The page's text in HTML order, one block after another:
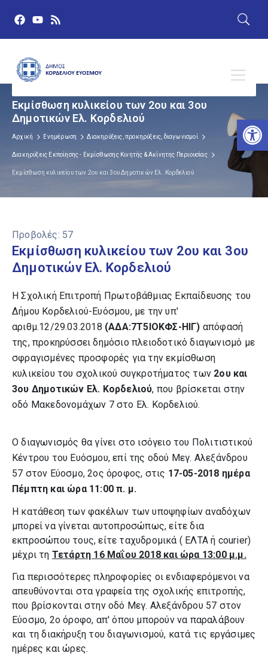
Εκμίσθωση κυλικείου των 2ου και 3ου
Δημοτικών Ελ. Κορδελιού
Αρχική Ενημέρωση Διακηρύξεις, προκηρύξεις, διαγωνισμοί
Διακηρύξεις Εκποίησης - Εκμίσθωσης Κινητής & Ακίνητης Περιουσίας
Εκμίσθωση κυλικείου των 2ου και 3ου Δημοτικών Ελ. Κορδελιού
Προβολές: 57
Εκμίσθωση κυλικείου των 2ου και 3ου
Δημοτικών Ελ. Κορδελιού
Η Σχολική Επιτροπή Πρωτοβάθμιας Εκπαίδευσης του
Δήμου Κορδελιού-Ευόσμου, με την υπ'
αριθμ.12/29.03.2018 (ΑΔΑ:7Τ5ΙΟΚΦΣ-ΗΙΓ) απόφασή
της, προκηρύσσει δημόσιο πλειοδοτικό διαγωνισμό με
σφραγισμένες προσφορές για την εκμίσθωση
κυλικείου του σχολικού συγκροτήματος των 2ου και
3ου Δημοτικών Ελ. Κορδελιού, που βρίσκεται στην
οδό Μακεδονομάχων 7 στο Ελ. Κορδελιού.
Ο διαγωνισμός θα γίνει στο ισόγειο του Πολιτιστικού
Κέντρου του Ευόσμου, επί της οδού Μεγ. Αλεξάνδρου
57 στον Εύοσμο, 2ος όροφος, στις 17-05-2018 ημέρα
Πέμπτη και ώρα 11:00 π. μ.
Η κατάθεση των φακέλων των υποψηφίων αναδόχων
μπορεί να γίνεται αυτοπροσώπως, είτε δια
εκπροσώπου τους, είτε ταχυδρομικά ( ΕΛΤΑ ή courier)
μέχρι τη Τετάρτη 16 Μαΐου 2018 και ώρα 13:00 μ.μ.
Για περισσότερες πληροφορίες οι ενδιαφερόμενοι να
απευθύνονται στα γραφεία της σχολικής επιτροπής,
που βρίσκονται στην οδό Μεγ. Αλεξάνδρου 57 στον
Εύοσμο, 2ο όροφο, απ' όπου μπορούν να παραλάβουν
και τη διακήρυξη του διαγωνισμού, κατά τις εργάσιμες
ημέρες και ώρες.